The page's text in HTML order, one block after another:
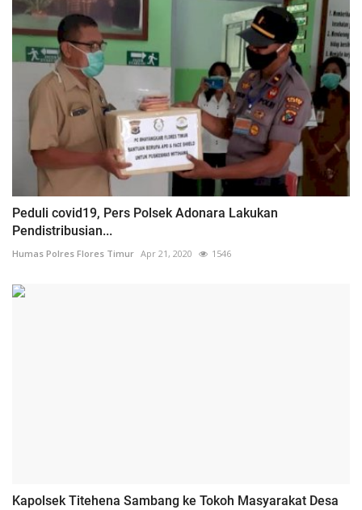
Peduli covid19, Pers Polsek Adonara Lakukan
Pendistribusian...
Humas Polres Flores Timur Apr 21, 2020 1546
Kapolsek Titehena Sambang ke Tokoh Masyarakat Desa